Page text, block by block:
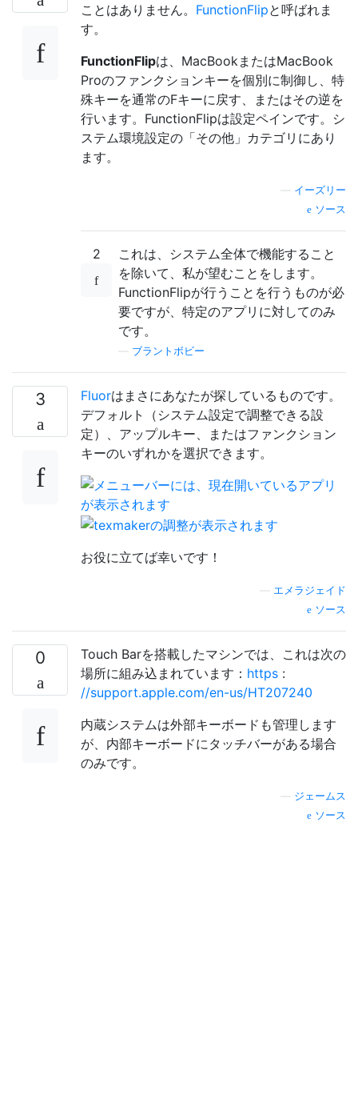
ことはありません。 FunctionFlipと呼ばれま
す。
FunctionFlipは、MacBookまたはMacBook
Proのファンクションキーを個別に制御し、特
殊キーを通常のFキーに戻す、またはその逆を
行います。FunctionFlipは設定ペインです。シ
ステム環境設定の「その他」カテゴリにあり
ます。
イーズリー
ソース
2
これは、システム全体で機能すること
を除いて、私が望むことをします。
FunctionFlipが行うことを行うものが必
要ですが、特定のアプリに対してのみ
です。
ブラントボビー
3 Fluorはまさにあなたが探しているものです。
デフォルト（システム設定で調整できる設
定）、アップルキー、またはファンクション
キーのいずれかを選択できます。
お役に立てば幸いです！
エメラジェイド
ソース
0
Touch Barを搭載したマシンでは、これは次の
場所に組み込まれています： https :
//support.apple.com/en-us/HT207240
内蔵システムは外部キーボードも管理します
が、内部キーボードにタッチバーがある場合
のみです。
ジェームス
ソース